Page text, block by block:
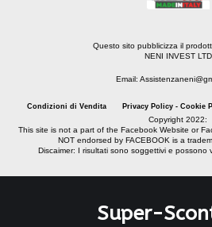
Questo sito pubblicizza il
NENI INVEST LTD
Email:
Condizioni di Vendita Privacy Policy - Cookie
Copyright 2022:
This site is not a part of the Facebook Website or
NOT endorsed by FACEBOOK is a
Discaimer: I risultati sono soggettivi e possono
Super-